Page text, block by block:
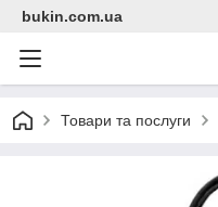
bukin.com.ua
Товари та послуги